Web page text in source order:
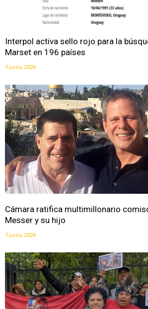
Interpol activa sello rojo para la
Marset en 196 países
7 junio, 2024
Cámara ratifica multimillonario
Messer y su hijo
7 junio, 2024